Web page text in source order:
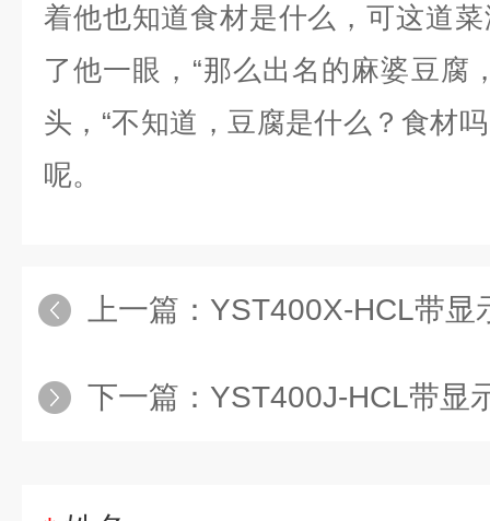
着他也知道食材是什么，可这道
了他一眼，“那么出名的麻婆豆腐
头，“不知道，豆腐是什么？食材
呢。
上一篇： YST400X-HCL带显
下一篇： YST400J-HCL带显